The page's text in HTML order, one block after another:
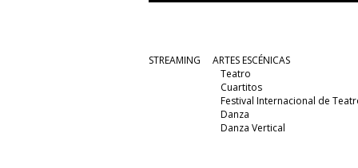
STREAMING
ARTES ESCÉNICAS
Teatro
Cuartitos
Festival Internacional de
Danza
Danza Vertical